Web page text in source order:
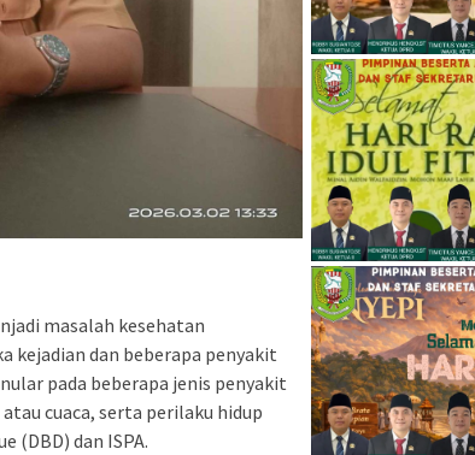
masalah kesehatan
kejadian dan beberapa penyakit
pada beberapa jenis penyakit
cuaca, serta perilaku hidup
(DBD) dan ISPA.